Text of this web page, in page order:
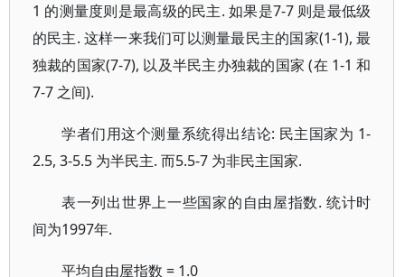
1 的测量度则是最高级的民主. 如果是7-7 则是最低级
的民主. 这样一来我们可以测量最民主的国家(1-1), 最
独裁的国家(7-7), 以及半民主办独裁的国家 (在 1-1 和
7-7 之间).
学者们用这个测量系统得出结论: 民主国家为 1-
2.5, 3-5.5 为半民主. 而5.5-7 为非民主国家.
表一列出世界上一些国家的自由屋指数. 统计时
间为1997年.
平均自由屋指数 = 1.0